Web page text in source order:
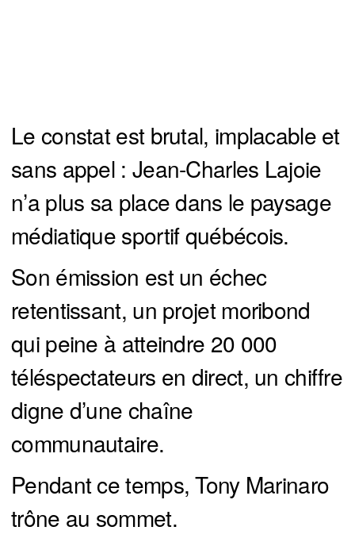
Le constat est brutal, implacable et
sans appel : Jean-Charles Lajoie
n’a plus sa place dans le paysage
médiatique sportif québécois.
Son émission est un échec
retentissant, un projet moribond
qui peine à atteindre 20 000
téléspectateurs en direct, un chiffre
digne d’une chaîne
communautaire.
Pendant ce temps, Tony Marinaro
trône au sommet.